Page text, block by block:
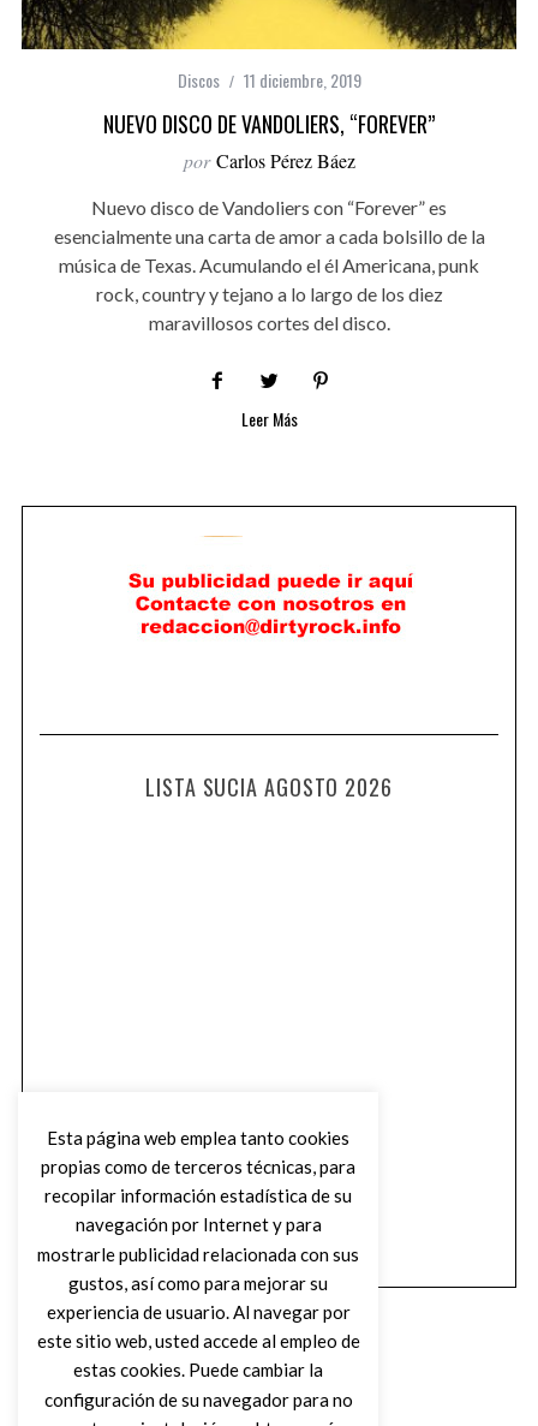
Discos 11 diciembre, 2019
NUEVO DISCO DE VANDOLIERS, “FOREVER”
por Carlos Pérez Báez
Nuevo disco de Vandoliers con “Forever” es
esencialmente una carta de amor a cada bolsillo de la
música de Texas. Acumulando el él Americana, punk
rock, country y tejano a lo largo de los diez
maravillosos cortes del disco.
Leer Más
LISTA SUCIA AGOSTO 2026
Esta página web emplea tanto cookies
propias como de terceros técnicas, para
recopilar información estadística de su
navegación por Internet y para
mostrarle publicidad relacionada con sus
gustos, así como para mejorar su
experiencia de usuario. Al navegar por
este sitio web, usted accede al empleo de
estas cookies. Puede cambiar la
configuración de su navegador para no